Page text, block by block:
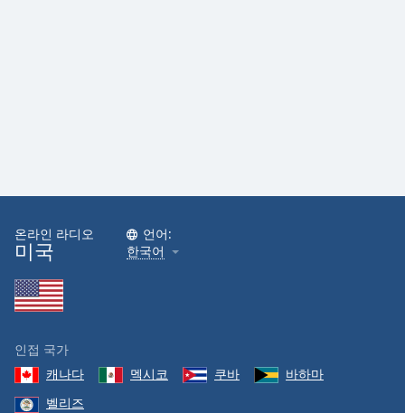
온라인 라디오
미국
언어:
한국어
인접 국가
캐나다
멕시코 쿠바
바하마
벨리즈